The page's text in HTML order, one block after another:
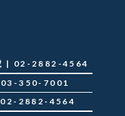
| 02-2882-4564
03-350-7001
02-2882-4564